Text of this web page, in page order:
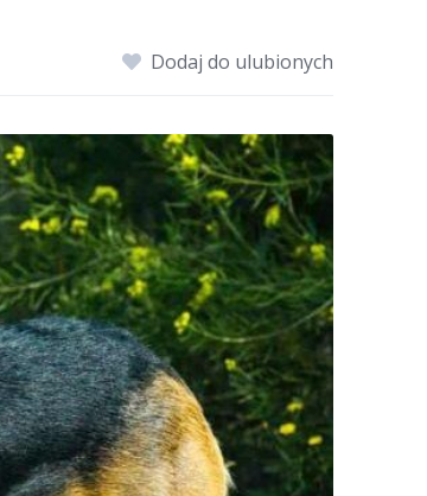
Dodaj do ulubionych